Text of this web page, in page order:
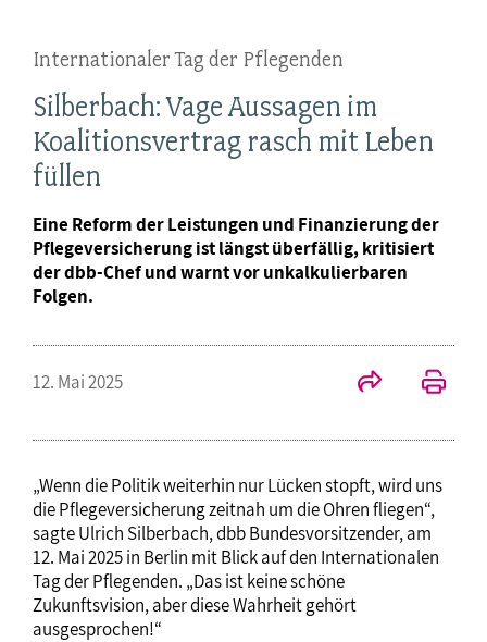
Internationaler Tag der Pflegenden
Silberbach: Vage Aussagen im
Koalitionsvertrag rasch mit Leben
füllen
Eine Reform der Leistungen und Finanzierung der
Pflegeversicherung ist längst überfällig, kritisiert
der dbb-Chef und warnt vor unkalkulierbaren
Folgen.
12. Mai 2025
„Wenn die Politik weiterhin nur Lücken stopft, wird uns
die Pflegeversicherung zeitnah um die Ohren fliegen“,
sagte Ulrich Silberbach, dbb Bundesvorsitzender, am
12. Mai 2025 in Berlin mit Blick auf den Internationalen
Tag der Pflegenden. „Das ist keine schöne
Zukunftsvision, aber diese Wahrheit gehört
ausgesprochen!“